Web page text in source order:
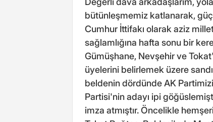
bütünleşmemiz katlanarak,
Cumhur İttifakı olarak aziz
sağlamlığına hafta sonu bir
Gümüşhane, Nevşehir ve
üyelerini belirlemek üzere
beldenin dördünde AK
Partisi'nin adayı ipi
imza atmıştır. Öncelikle